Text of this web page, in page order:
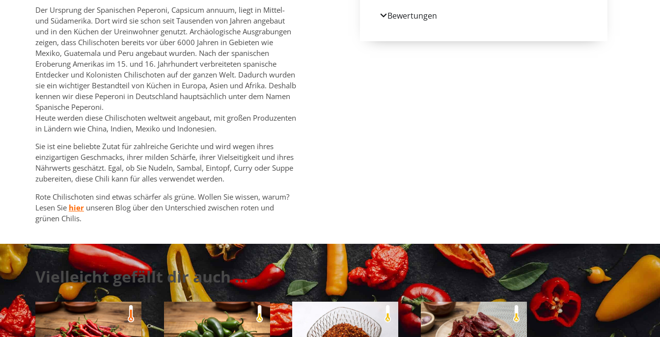
Der Ursprung der Spanischen Peperoni, Capsicum annuum, liegt in Mittel-
und Südamerika. Dort wird sie schon seit Tausenden von Jahren angebaut
und in den Küchen der Ureinwohner genutzt. Archäologische Ausgrabungen
zeigen, dass Chilischoten bereits vor über 6000 Jahren in Gebieten wie
Mexiko, Guatemala und Peru angebaut wurden. Nach der spanischen
Eroberung Amerikas im 15. und 16. Jahrhundert verbreiteten spanische
Entdecker und Kolonisten Chilischoten auf der ganzen Welt. Dadurch wurden
sie ein wichtiger Bestandteil von Küchen in Europa, Asien und Afrika. Deshalb
kennen wir diese Peperoni in Deutschland hauptsächlich unter dem Namen
Spanische Peperoni.
Heute werden diese Chilischoten weltweit angebaut, mit großen Produzenten
in Ländern wie China, Indien, Mexiko und Indonesien.
Sie ist eine beliebte Zutat für zahlreiche Gerichte und wird wegen ihres
einzigartigen Geschmacks, ihrer milden Schärfe, ihrer Vielseitigkeit und ihres
Nährwerts geschätzt. Egal, ob Sie Nudeln, Sambal, Eintopf, Curry oder Suppe
zubereiten, diese Chili kann für alles verwendet werden.
Rote Chilischoten sind etwas schärfer als grüne. Wollen Sie wissen, warum?
Lesen Sie hier unseren Blog über den Unterschied zwischen roten und
grünen Chilis.
Bewertungen
Vielleicht gefällt dir auch …